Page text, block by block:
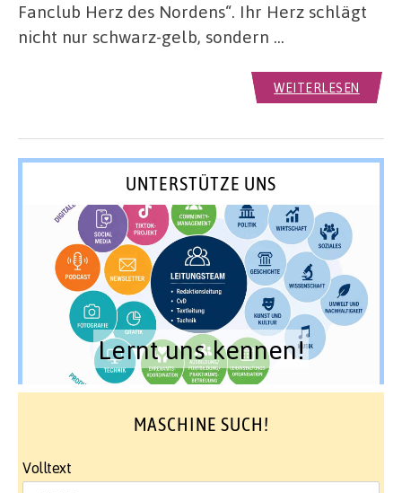
Fanclub Herz des Nordens“. Ihr Herz schlägt
nicht nur schwarz-gelb, sondern …
WEITERLESEN
UNTERSTÜTZE UNS
Lernt uns kennen!
MASCHINE SUCH!
Volltext